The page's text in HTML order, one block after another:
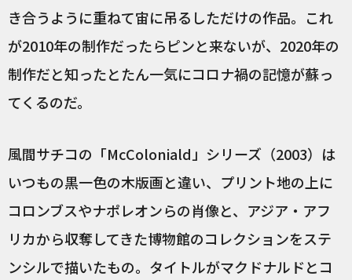
き合うように重ねて宙に吊るしただけの作品。これ
が2010年の制作だったらピンと来ないが、2020年の
制作だと知ったとたん一気にコロナ禍の記憶が蘇っ
てくるのだ。
風間サチコの「McColoniald」シリーズ（2003）は
いつもの黒一色の木版画と違い、プリント地の上に
コロンブスやナポレオンらの肖像と、アジア・アフ
リカから収奪してきた博物館のコレクションをステ
ンシルで描いたもの。タイトルがマクドナルドとコ